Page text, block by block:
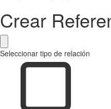
Crear
Seleccionar tipo de relación